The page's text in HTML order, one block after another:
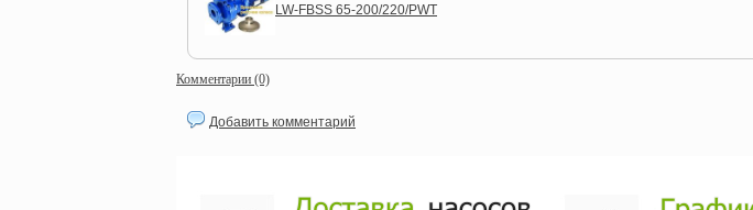
LW-FBSS 65-200/220/PWT
Комментарии (0)
Добавить комментарий